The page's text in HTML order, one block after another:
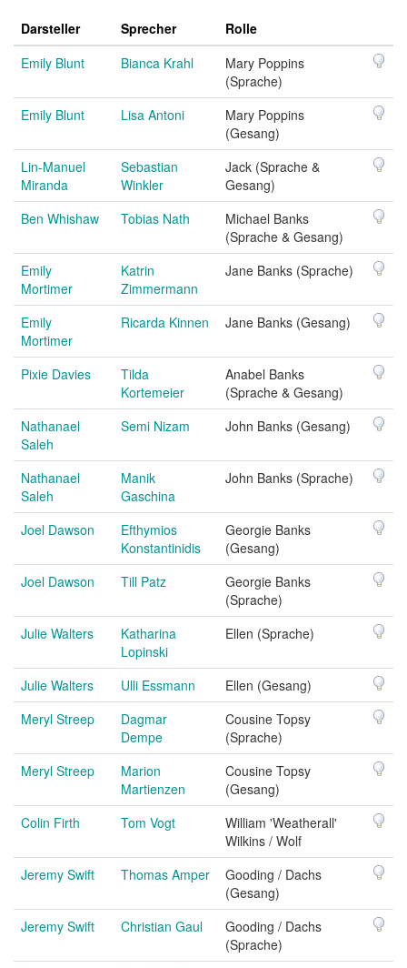
Darsteller Sprecher
Rolle
Emily Blunt
Bianca Krahl
Mary Poppins
(Sprache)
Emily Blunt
Lisa Antoni
Mary Poppins
(Gesang)
Lin-Manuel
Miranda
Sebastian
Winkler
Jack (Sprache &
Gesang)
Ben Whishaw
Tobias Nath
Michael Banks
(Sprache & Gesang)
Emily
Mortimer
Katrin
Zimmermann
Jane Banks (Sprache)
Emily
Mortimer
Ricarda Kinnen Jane Banks (Gesang)
Pixie Davies
Tilda
Kortemeier
Anabel Banks
(Sprache & Gesang)
Nathanael
Saleh
Semi Nizam John Banks (Gesang)
Nathanael
Saleh
Manik
Gaschina
John Banks (Sprache)
Joel Dawson
Efthymios
Konstantinidis
Georgie Banks
(Gesang)
Joel Dawson
Till Patz
Georgie Banks
(Sprache)
Julie Walters
Katharina
Lopinski
Ellen (Sprache)
Julie Walters Ulli Essmann
Ellen (Gesang)
Meryl Streep
Dagmar
Dempe
Cousine Topsy
(Sprache)
Meryl Streep
Marion
Martienzen
Cousine Topsy
(Gesang)
Colin Firth
Tom Vogt
William 'Weatherall'
Wilkins / Wolf
Jeremy Swift
Thomas Amper
Gooding / Dachs
(Gesang)
Jeremy Swift
Christian Gaul
Gooding / Dachs
(Sprache)